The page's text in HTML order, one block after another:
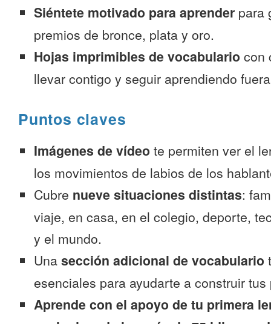
Siéntete motivado para aprender para
premios de bronce, plata y oro.
Hojas imprimibles de vocabulario con
llevar contigo y seguir aprendiendo
Puntos claves
Imágenes de vídeo te permiten ver el
los movimientos de labios de los
Cubre nueve situaciones distintas:
viaje, en casa, en el colegio, deporte,
y el mundo.
Una sección adicional de vocabulario
esenciales para ayudarte a construir
Aprende con el apoyo de tu primera